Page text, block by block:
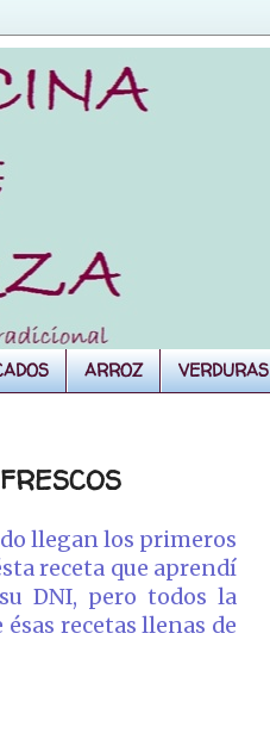
ARROZ VERDURAS
llegan los primeros
receta que aprendí
DNI, pero todos la
recetas llenas de